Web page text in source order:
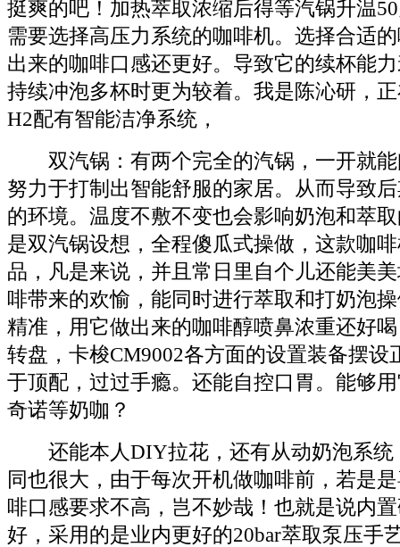
挺爽的吧！加热萃取浓缩后得等汽锅升温
需要选择高压力系统的咖啡机。选择合适
出来的咖啡口感还更好。导致它的续杯能
持续冲泡多杯时更为较着。我是陈沁研，
H2配有智能洁净系统，
双汽锅：有两个完全的汽锅，一开就能
努力于打制出智能舒服的家居。从而导致
的环境。温度不敷不变也会影响奶泡和萃
是双汽锅设想，全程傻瓜式操做，这款咖
品，凡是来说，并且常日里自个儿还能美
啡带来的欢愉，能同时进行萃取和打奶泡
精准，用它做出来的咖啡醇喷鼻浓重还好
转盘，卡梭CM9002各方面的设置装备摆设
于顶配，过过手瘾。还能自控口胃。能够
奇诺等奶咖？
还能本人DIY拉花，还有从动奶泡系统
同也很大，由于每次开机做咖啡前，若是
啡口感要求不高，岂不妙哉！也就是说内
好，采用的是业内更好的20bar萃取泵压手